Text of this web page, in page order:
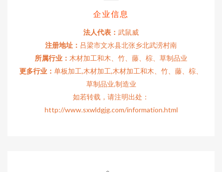
企业信息
法人代表： 武鼠威
注册地址： 吕梁市文水县北张乡北武涝村南
所属行业： 木材加工和木、竹、藤、棕、草制品业
更多行业： 单板加工,木材加工,木材加工和木、竹、藤、棕、
草制品业,制造业
如若转载，请注明出处：
http://www.sxwldgjg.com/information.html